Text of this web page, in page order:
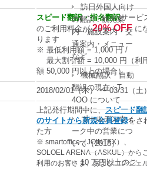
スピード翻訳・指名翻訳サービ
のご利用料金が20% OFF に
ります
※ 最低利用額 = 1,000 円 /
最大割引額 = 10,000 円（利
額 50,000 円以上の場合）
2018/02/01（木） 〜 03/31（土
上記発行期間中に、 スピード翻
のサイトから新規会員登録をさ
た方
※ smartoffice（JOINTEX）、
SOLOEL ARENA（ASKUL）から
利用のお客さま、およびコンシェ
訪日外国人向け
の翻訳 : 観光案
内・施設案内・交
通案内・メニュー
など
機械翻訳・自動
翻訳の現在 : T-
4OO について
ゴールデンウィ
ーク中の営業につ
いて（2018）
10 万円以上のご